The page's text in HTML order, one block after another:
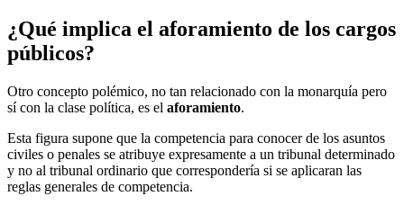
¿Qué implica el aforamiento de los cargos
públicos?
Otro concepto polémico, no tan relacionado con la monarquía pero
sí con la clase política, es el aforamiento.
Esta figura supone que la competencia para conocer de los asuntos
civiles o penales se atribuye expresamente a un tribunal determinado
y no al tribunal ordinario que correspondería si se aplicaran las
reglas generales de competencia.